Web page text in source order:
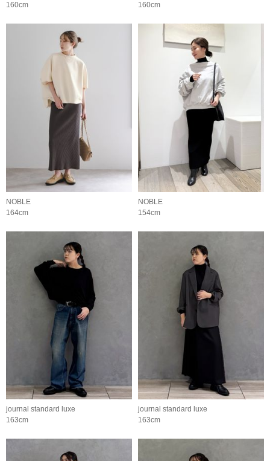
160cm
160cm
NOBLE
164cm
NOBLE
154cm
journal standard luxe
163cm
journal standard luxe
163cm